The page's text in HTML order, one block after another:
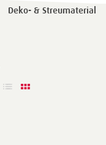
Deko- & Streumaterial